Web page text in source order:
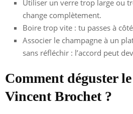
Utiliser un verre trop large ou
change complètement.
Boire trop vite : tu passes à
Associer le champagne à un
sans réfléchir : l’accord peut
Comment déguster
Vincent Brochet ?